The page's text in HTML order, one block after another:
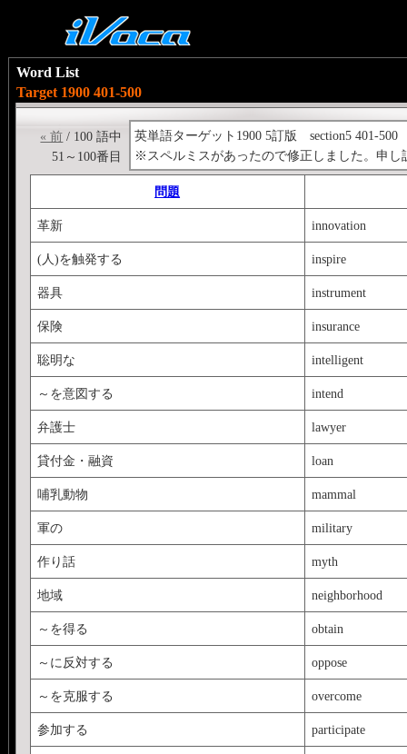
Word List
Target 1900 401-500
英単語ターゲット1900 5訂版 section5 401-500
※スペルミスがあったので修正しました。申し
« 前 / 100 語中
51～100番目
問題
革新 innovation
(人)を触発する inspire
器具 instrument
保険 insurance
聡明な intelligent
～を意図する intend
弁護士 lawyer
貸付金・融資 loan
哺乳動物 mammal
軍の military
作り話 myth
地域 neighborhood
～を得る obtain
～に反対する oppose
～を克服する overcome
参加する participate